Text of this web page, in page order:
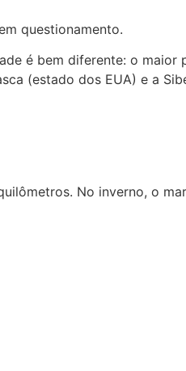
questionamento.
é bem diferente: o maior
(estado dos EUA) e a
No inverno, o